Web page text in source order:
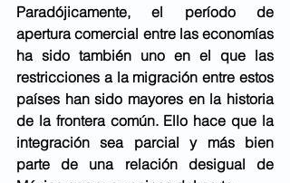
Paradójicamente, el período de
apertura comercial entre las economías
ha sido también uno en el que las
restricciones a la migración entre estos
países han sido mayores en la historia
de la frontera común. Ello hace que la
integración sea parcial y más bien
parte de una relación desigual de